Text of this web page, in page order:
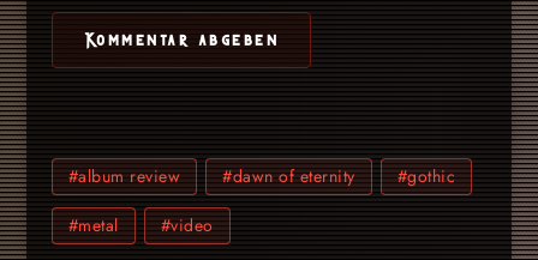
#album review #dawn of eternity #gothic
#metal #video